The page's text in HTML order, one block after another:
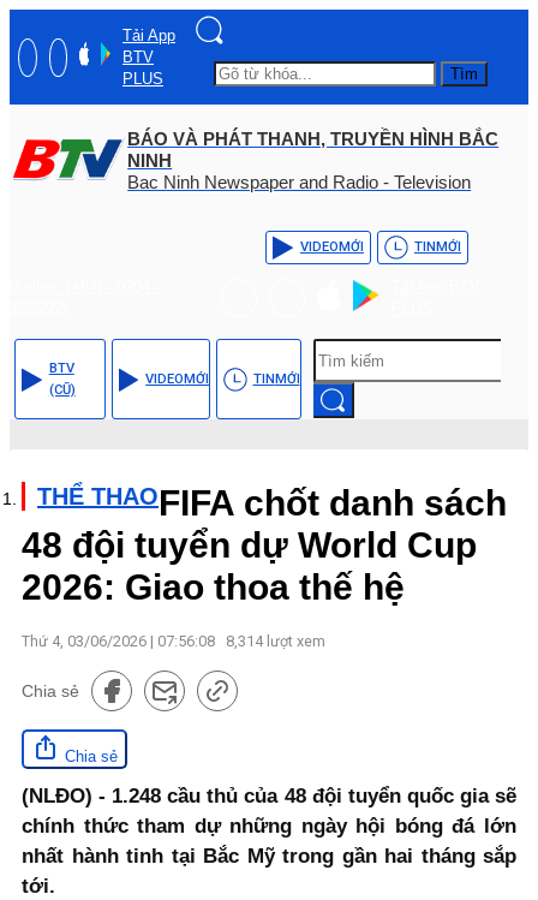
Tải App
BTV
PLUS
Tìm
BÁO VÀ PHÁT THANH, TRUYỀN HÌNH BẮC
NINH
Bac Ninh Newspaper and Radio - Television
VIDEOMỚI TINMỚI
BTV
(CŨ)
VIDEOMỚI TINMỚI
THỂ THAOFIFA chốt danh sách
48 đội tuyển dự World Cup
2026: Giao thoa thế hệ
Thứ 4, 03/06/2026 | 07:56:08 8,314lượt xem
Chia sẻ
Chia sẻ
(NLĐO) - 1.248 cầu thủ của 48 đội tuyển quốc gia sẽ
chính thức tham dự những ngày hội bóng đá lớn
nhất hành tinh tại Bắc Mỹ trong gần hai tháng sắp
tới.